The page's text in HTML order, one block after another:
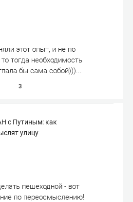
этот опыт, и не по
тогда необходимость
бы сама собой)))...
3
с Путиным: как
улицу
пешеходной - вот
по переосмыслению!